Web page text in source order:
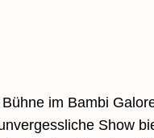
im Bambi
Show